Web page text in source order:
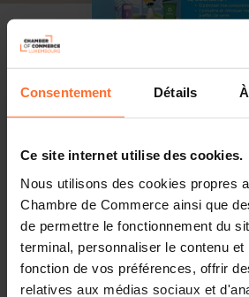
Consentement Détails
Ce site internet utilise des cookies.
Nous utilisons des cookies propres
Chambre de Commerce ainsi que
de permettre le fonctionnement du
terminal, personnaliser le contenu et
fonction de vos préférences, offrir
relatives aux médias sociaux etPDF, 3.2 MB